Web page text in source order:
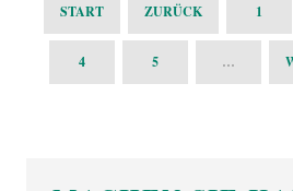
START ZURÜCK 1
4 5 …